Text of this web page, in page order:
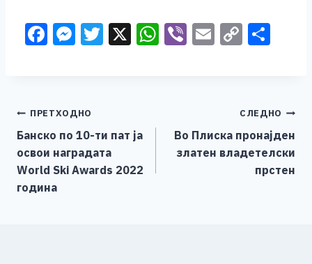
F
b
o
o
k
M
n
g
er
T X W Vi E C
Li
n
k
Навигација
на
напис
ПРЕТХОДНО
Банско по 10-ти пат ја
освои наградата
World Ski Awards 2022
година
СЛЕДНО
Во Плиска пронајден
златен владетелски
прстен